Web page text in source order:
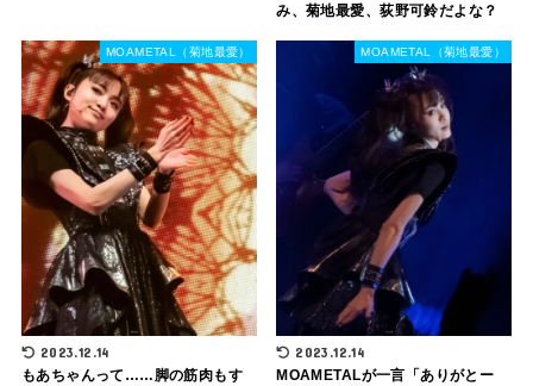
み、菊地最愛、荻野可鈴だよな？
MOAMETAL（菊地最愛）
2023.12.14
もあちゃんって……脚の筋肉もす
MOAMETAL（菊地最愛）
2023.12.14
MOAMETALが一言「ありがとー